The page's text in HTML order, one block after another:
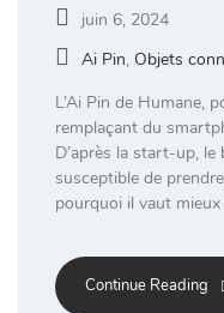
juin 6, 2024
Ai Pin, Objets
L’Ai Pin de Humane,
remplaçant du
D’après la start-up, le
susceptible de
pourquoi il vaut mieux
Continue Reading